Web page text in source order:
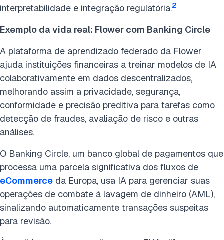
interpretabilidade e integração regulatória.2
Exemplo da vida real: Flower com Banking Circle
A plataforma de aprendizado federado da Flower
ajuda instituições financeiras a treinar modelos de IA
colaborativamente em dados descentralizados,
melhorando assim a privacidade, segurança,
conformidade e precisão preditiva para tarefas como
detecção de fraudes, avaliação de risco e outras
análises.
O Banking Circle, um banco global de pagamentos que
processa uma parcela significativa dos fluxos de
eCommerce da Europa, usa IA para gerenciar suas
operações de combate à lavagem de dinheiro (AML),
sinalizando automaticamente transações suspeitas
para revisão.